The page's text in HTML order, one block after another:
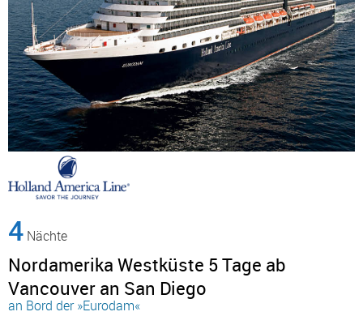
4 Nächte
Nordamerika Westküste 5 Tage ab
Vancouver an San Diego
an Bord der »Eurodam«